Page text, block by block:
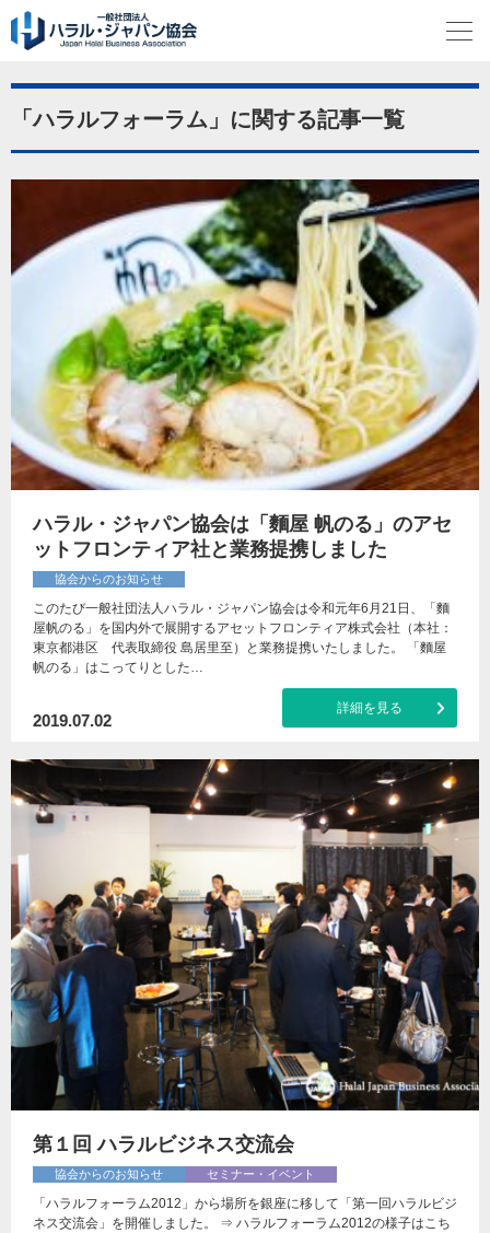
「ハラルフォーラム」に関する記事一覧
ハラル・ジャパン協会は「麵屋 帆のる」のアセ
ットフロンティア社と業務提携しました
協会からのお知らせ
このたび一般社団法人ハラル・ジャパン協会は令和元年6月21日、「麵
屋帆のる」を国内外で展開するアセットフロンティア株式会社（本社：
東京都港区 代表取締役 島居里至）と業務提携いたしました。 「麵屋
帆のる」はこってりとした…
2019.07.02
詳細を見る
第１回 ハラルビジネス交流会
協会からのお知らせ セミナー・イベント
「ハラルフォーラム2012」から場所を銀座に移して「第一回ハラルビジ
ネス交流会」を開催しました。 ⇒ ハラルフォーラム2012の様子はこち